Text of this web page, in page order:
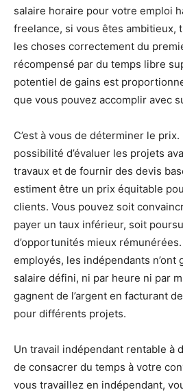
salaire horaire pour votre emploi
freelance, si vous êtes ambitieux,
les choses correctement du
récompensé par du temps libre
potentiel de gains est
que vous pouvez accomplir avec
C’est à vous de déterminer le
possibilité d’évaluer les projets
travaux et de fournir des devis
estiment être un prix équitable
clients. Vous pouvez soit
payer un taux inférieur, soit
d’opportunités mieux
employés, les indépendants n’ont
salaire défini, ni par heure ni par
gagnent de l’argent en facturant
pour différents projets.
Un travail indépendant rentable à
de consacrer du temps à votre
vous travaillez en indépendant,